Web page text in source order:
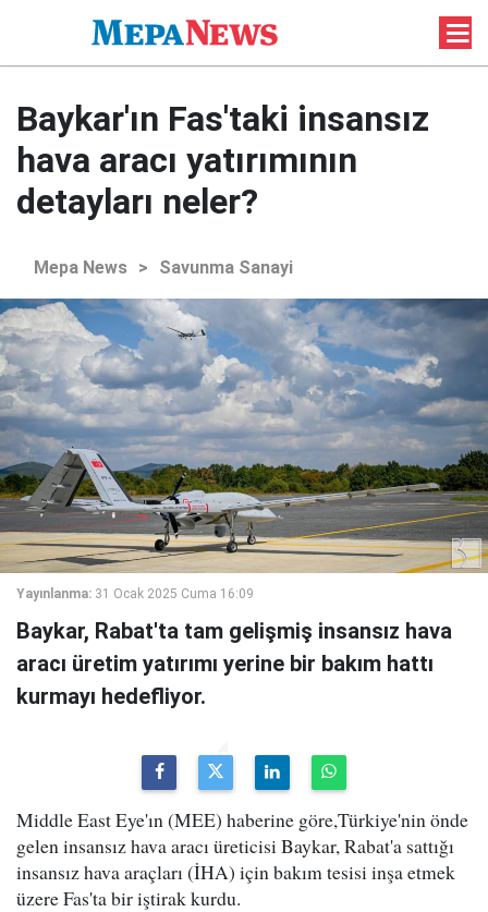
Baykar'ın Fas'taki insansız
hava aracı yatırımının
detayları neler?
Mepa News > Savunma Sanayi
Yayınlanma: 31 Ocak 2025 Cuma 16:09
Baykar, Rabat'ta tam gelişmiş insansız hava
aracı üretim yatırımı yerine bir bakım hattı
kurmayı hedefliyor.
Middle East Eye'ın (MEE) haberine göre,Türkiye'nin önde
gelen insansız hava aracı üreticisi Baykar, Rabat'a sattığı
insansız hava araçları (İHA) için bakım tesisi inşa etmek
üzere Fas'ta bir iştirak kurdu.